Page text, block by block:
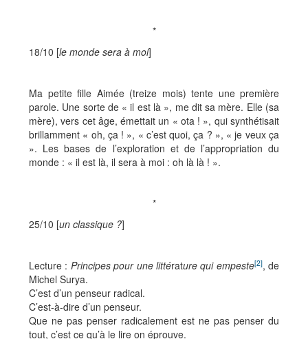
*
18/10 [le monde sera à moi]
Ma petite fille Aimée (treize mois) tente une première
parole. Une sorte de « il est là », me dit sa mère. Elle (sa
mère), vers cet âge, émettait un « ota ! », qui synthétisait
brillamment « oh, ça ! », « c’est quoi, ça ? », « je veux ça
». Les bases de l’exploration et de l’appropriation du
monde : « il est là, il sera à moi : oh là là ! ».
*
25/10 [un classique ?]
Lecture : Principes pour une littérature qui empeste[2], de
Michel Surya.
C’est d’un penseur radical.
C’est-à-dire d’un penseur.
Que ne pas penser radicalement est ne pas penser du
tout, c’est ce qu’à le lire on éprouve.